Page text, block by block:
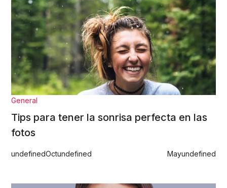
General
Tips para tener la sonrisa perfecta en las
fotos
undefinedOctundefined Mayundefined